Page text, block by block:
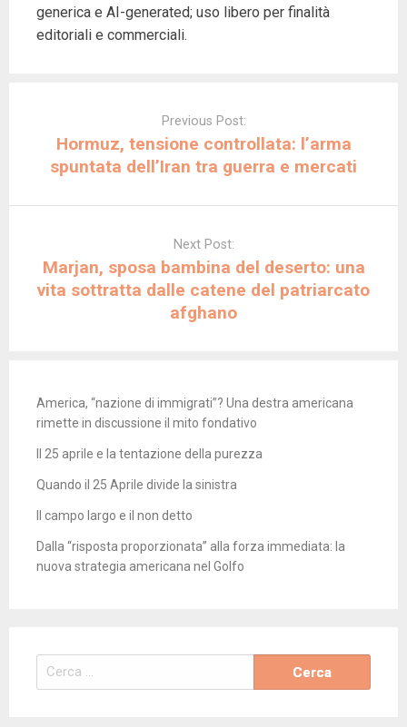
generica e AI-generated; uso libero per finalità
editoriali e commerciali.
Previous Post:
Hormuz, tensione controllata: l’arma
spuntata dell’Iran tra guerra e mercati
Next Post:
Marjan, sposa bambina del deserto: una
vita sottratta dalle catene del patriarcato
afghano
America, “nazione di immigrati”? Una destra americana
rimette in discussione il mito fondativo
Il 25 aprile e la tentazione della purezza
Quando il 25 Aprile divide la sinistra
Il campo largo e il non detto
Dalla “risposta proporzionata” alla forza immediata: la
nuova strategia americana nel Golfo
Ricerca
per: